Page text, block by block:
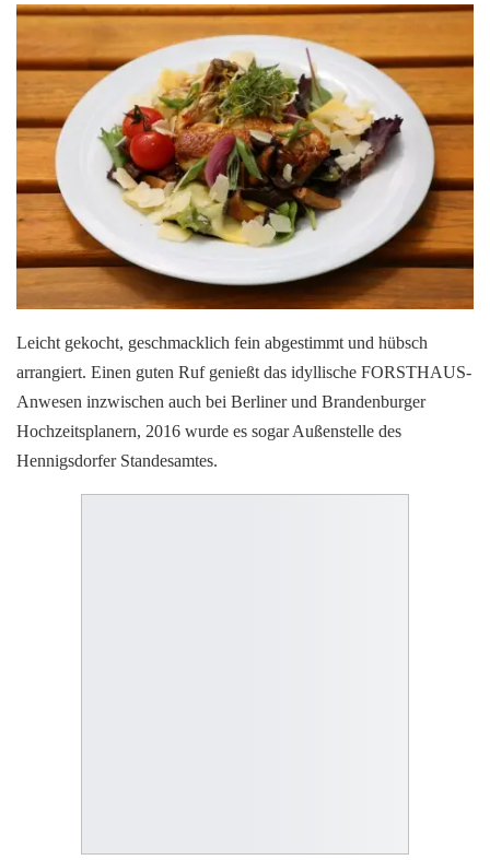
Leicht gekocht, geschmacklich fein abgestimmt und hübsch
arrangiert. Einen guten Ruf genießt das idyllische FORSTHAUS-
Anwesen inzwischen auch bei Berliner und Brandenburger
Hochzeitsplanern, 2016 wurde es sogar Außenstelle des
Hennigsdorfer Standesamtes.